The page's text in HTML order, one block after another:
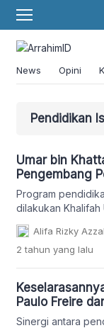
News Opini
Pendidikan
Umar bin
Pengembang
Program
dilakukan Khalifah
memerintahkan
untuk mendirikan
wilayah yang telah
Alifa Rizky
2 tahun yang lalu
Paulo Freire
Sinergi antara